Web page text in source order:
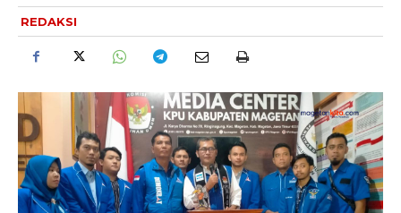
REDAKSI